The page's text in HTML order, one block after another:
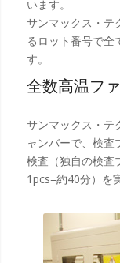
います。
サンマックス・テ
るロット番号で全
す。
全数高温フ
サンマックス・
ャンバーで、検査
検査（独自の検査
1pcs=約40分）を